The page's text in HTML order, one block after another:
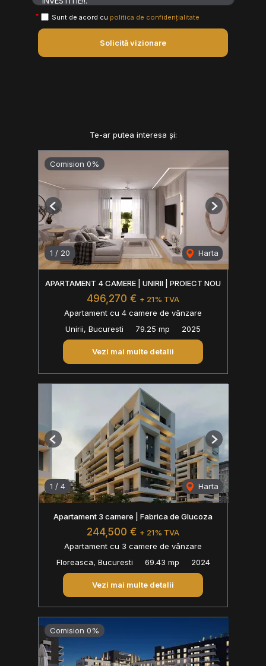
Sunt de acord cu politica de confidențialitate
Solicită vizionare
Te-ar putea interesa și:
Comision 0%
1 / 20 Harta
Previous Next
APARTAMENT 4 CAMERE | UNIRII | PROIECT NOU
496,270 € + 21% TVA
Apartament cu 4 camere de vânzare
Unirii, Bucuresti
79.25 mp 2025
Vezi mai multe detalii
1 / 4 Harta
Previous Next
Apartament 3 camere | Fabrica de Glucoza
244,500 € + 21% TVA
Apartament cu 3 camere de vânzare
Floreasca, Bucuresti
69.43 mp 2024
Vezi mai multe detalii
Comision 0%